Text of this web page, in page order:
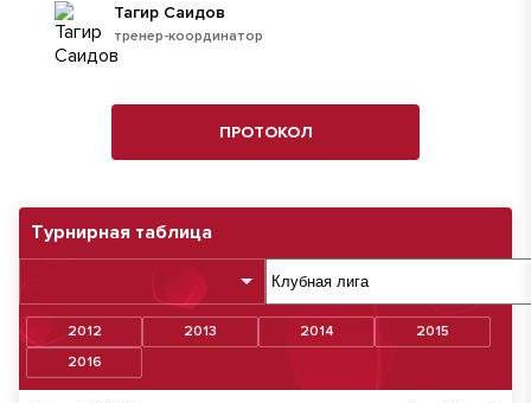
Турнирная таблица
2012 2013 2014
2015
2016
тренер-координатор
Тагир Саидов
ПРОТОКОЛ